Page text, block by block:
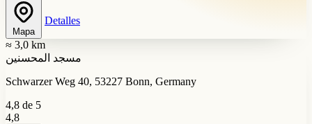
Mapa
Detalles
≈ 3,0 km
مسجد المحسنين
Schwarzer Weg 40, 53227 Bonn, Germany
4,8 de 5
4,8